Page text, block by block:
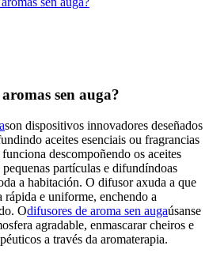
sen auga?
son dispositivos innovadores deseñados
aceites esenciais ou fragrancias
descompoñendo os aceites
partículas e difundíndoas
a habitación. O difusor axuda a que
rápida e uniforme, enchendo a
Odifusores de aroma sen augaúsanse
agradable, enmascarar cheiros e
a través da aromaterapia.